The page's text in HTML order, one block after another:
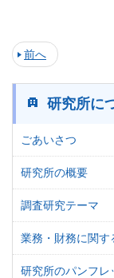
前へ
研究所に
ごあいさつ
研究所の概要
調査研究テーマ
業務・財務に関す
研究所のパンフレ